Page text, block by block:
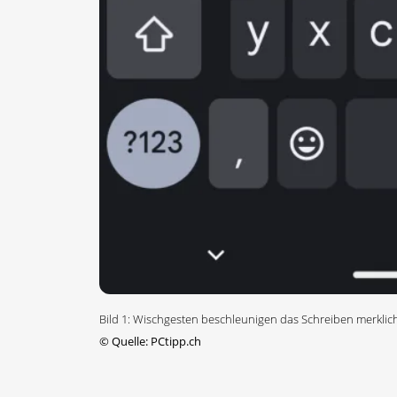
Bild 1: Wischgesten beschleunigen das Schreiben
©Quelle: PCtipp.ch